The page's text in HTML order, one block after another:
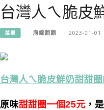
台灣人ㄟ脆皮
菜單 海綿飽飽 2023-01-01
台灣人ㄟ脆皮鮮奶甜甜
原味甜甜圈一個25元 ，